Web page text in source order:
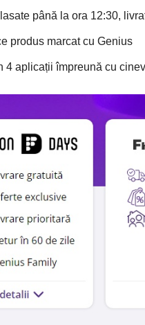
până la ora 12:30,
produs marcat cu Genius
aplicații împreună cu